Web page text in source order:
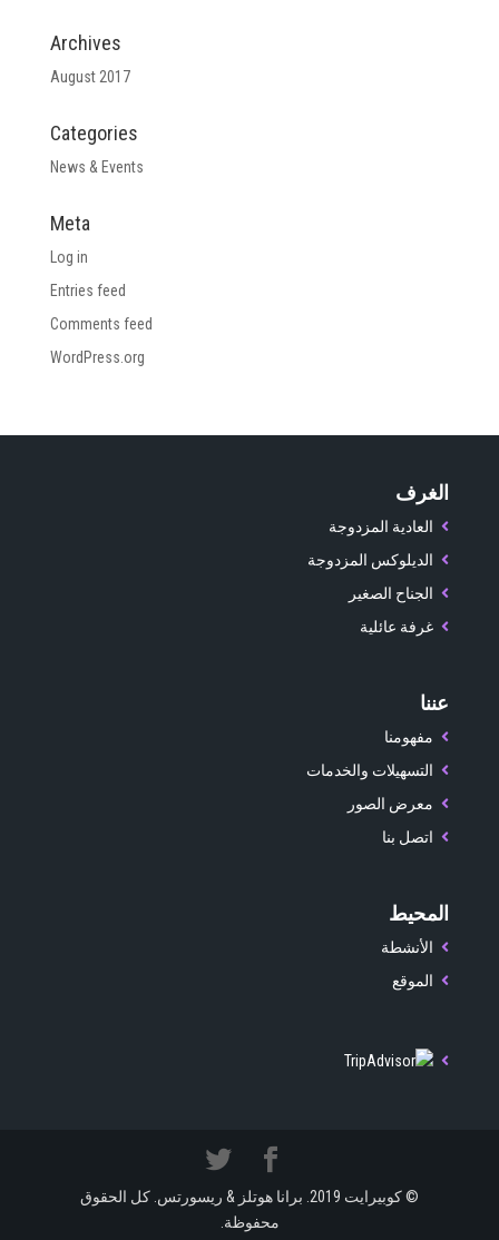
Archives
August 2017
Categories
News & Events
Meta
Log in
Entries feed
Comments feed
WordPress.org
الغرف
العادية المزدوجة
الديلوكس المزدوجة
الجناح الصغير
غرفة عائلية
عننا
مفهومنا
التسهيلات والخدمات
معرض الصور
اتصل بنا
المحيط
الأنشطة
الموقع
© كوبيرايت 2019. برانا هوتلز & ريسورتس. كل الحقوق
محفوظة.